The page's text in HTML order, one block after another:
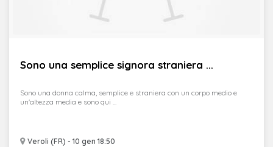
Sono una semplice signora straniera ...
Veroli (FR) - 10 gen 18:50
Sono una donna calma, semplice e straniera con un corpo medio e
un'altezza media e sono qui ...